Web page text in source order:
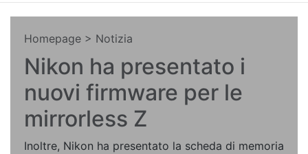
Homepage > Notizia
Nikon ha presentato i
nuovi firmware per le
mirrorless Z
Inoltre, Nikon ha presentato la scheda di memoria